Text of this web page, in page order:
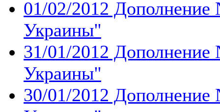
01/02/2012 Дополнение
Украины''
31/01/2012 Дополнение
Украины''
30/01/2012 Дополнение